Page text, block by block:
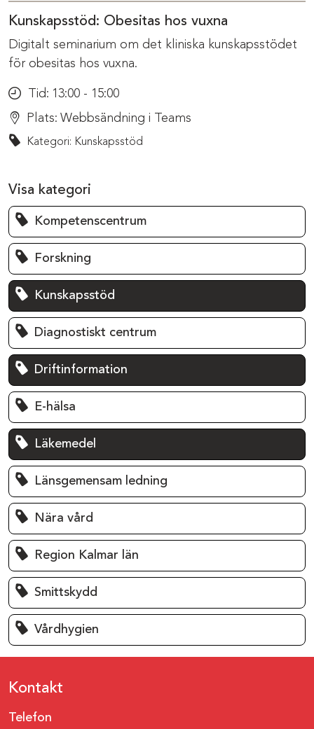
Kunskapsstöd: Obesitas hos vuxna
Digitalt seminarium om det kliniska kunskapsstödet
för obesitas hos vuxna.
Tid: 13:00 - 15:00
Plats: Webbsändning i Teams
Kategori: Kunskapsstöd
Visa kategori
Kompetenscentrum
Forskning
Kunskapsstöd
Diagnostiskt centrum
Driftinformation
E-hälsa
Läkemedel
Länsgemensam ledning
Nära vård
Region Kalmar län
Smittskydd
Vårdhygien
Kontakt
Telefon